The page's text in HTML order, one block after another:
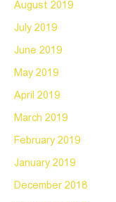
August 2019
July 2019
June 2019
May 2019
April 2019
March 2019
February 2019
January 2019
December 2018